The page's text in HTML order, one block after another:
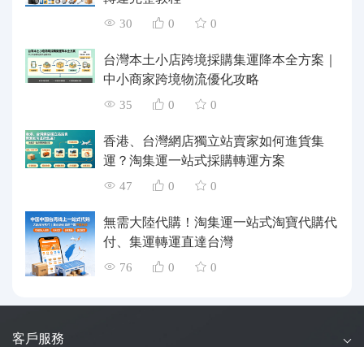
30 0 0
台灣本土小店跨境採購集運降本全方案｜
中小商家跨境物流優化攻略
35 0 0
香港、台灣網店獨立站賣家如何進貨集
運？淘集運一站式採購轉運方案
47 0 0
無需大陸代購！淘集運一站式淘寶代購代
付、集運轉運直達台灣
76 0 0
客戶服務